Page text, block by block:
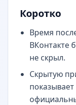
Коротко
Время
ВКонтакте
не скрыл.
Скрытую